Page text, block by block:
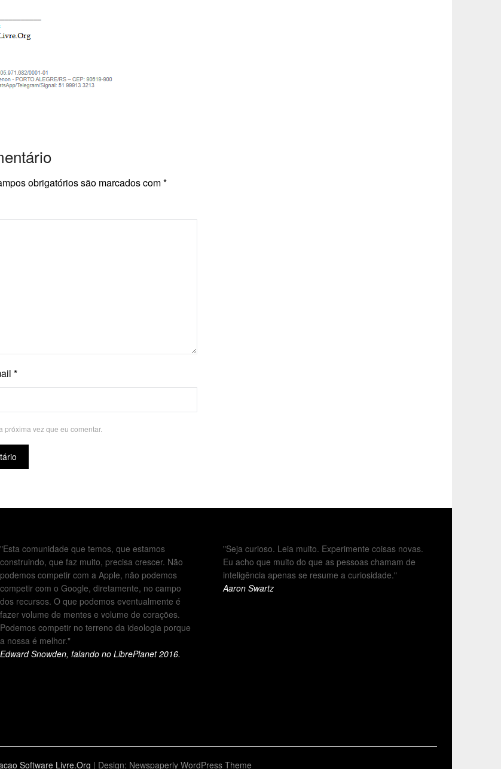
obrigatórios são marcados com*
*
vez que eu comentar.
"Esta comunidade que temos, que estamos
construindo, que faz muito, precisa crescer. Não
podemos competir com a Apple, não podemos
competir com o Google, diretamente, no campo
dos recursos. O que podemos eventualmente é
fazer volume de mentes e volume de corações.
Podemos competir no terreno da ideologia porque
a nossa é melhor."
Edward Snowden, falando no LibrePlanet 2016.
"Seja curioso. Leia muito. Experimente coisas novas.
Eu acho que muito do que as pessoas chamam de
inteligência apenas se resume a curiosidade."
Aaron Swartz
Software Livre.Org | Design: Newspaperly WordPress Theme